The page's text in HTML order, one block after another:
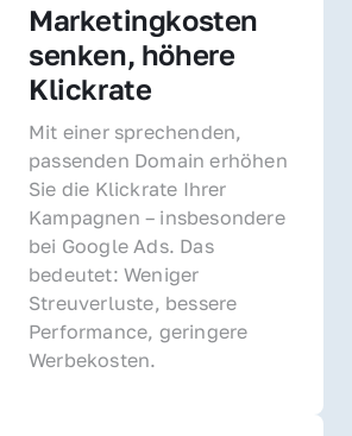
Marketingkosten
senken, höhere
Klickrate
Mit einer sprechenden,
passenden Domain erhöhen
Sie die Klickrate Ihrer
Kampagnen – insbesondere
bei Google Ads. Das
bedeutet: Weniger
Streuverluste, bessere
Performance, geringere
Werbekosten.